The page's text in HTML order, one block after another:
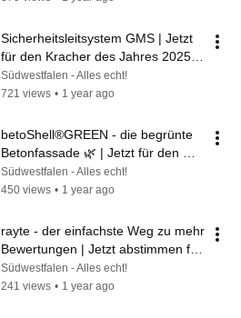
Sicherheitsleitsystem GMS | Jetzt
für den Kracher des Jahres 2025
abstimmen! 🚀
Südwestfalen - Alles echt!
721 views • 1 year ago
betoShell®GREEN - die begrünte
Betonfassade 🌿 | Jetzt für den
Kracher des Jahres 2025
abstimmen! 🚀
Südwestfalen - Alles echt!
450 views • 1 year ago
rayte - der einfachste Weg zu mehr
Bewertungen | Jetzt abstimmen für
den Kracher des Jahres 2025! 🚀
Südwestfalen - Alles echt!
241 views • 1 year ago